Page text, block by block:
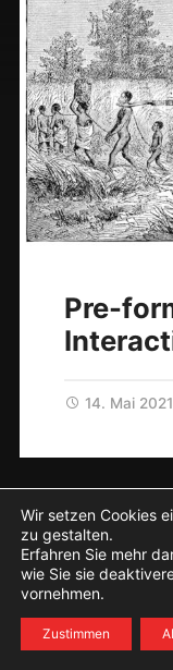
Pre-
14. Mai 2021
Wir setzen Cookies
zu gestalten.
Erfahren Sie mehr
wie Sie sie
vornehmen.
Zustimmen